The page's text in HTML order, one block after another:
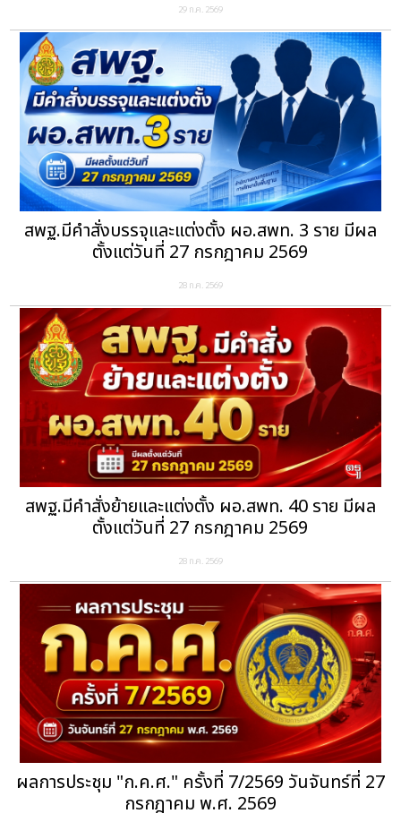
29 ก.ค. 2569
สพฐ.มีคำสั่งบรรจุและแต่งตั้ง ผอ.สพท. 3 ราย มีผล
ตั้งแต่วันที่ 27 กรกฎาคม 2569
28 ก.ค. 2569
สพฐ.มีคำสั่งย้ายและแต่งตั้ง ผอ.สพท. 40 ราย มีผล
ตั้งแต่วันที่ 27 กรกฎาคม 2569
28 ก.ค. 2569
ผลการประชุม "ก.ค.ศ." ครั้งที่ 7/2569 วันจันทร์ที่ 27
กรกฎาคม พ.ศ. 2569